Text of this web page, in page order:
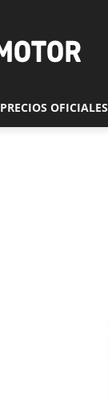
PRECIOS OFICIALES